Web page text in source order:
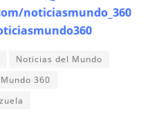
noticiasmundo_360
Noticias del Mundo
360